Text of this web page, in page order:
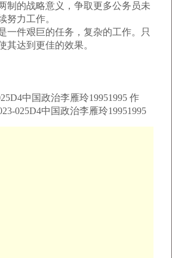
制的战略意义，争取更多公务员未
努力工作。
件艰巨的任务，复杂的工作。只
其达到更佳的效果。
中国政治李雁玲19951995 作
025D4中国政治李雁玲19951995